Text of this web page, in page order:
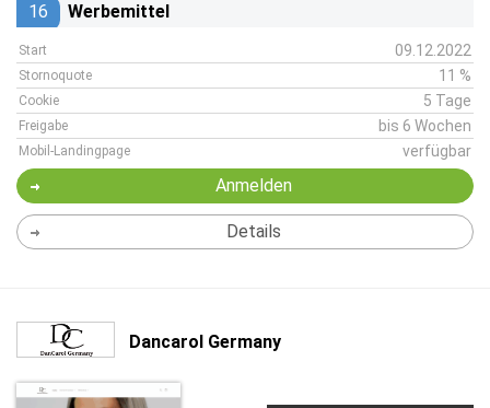
16 Werbemittel
Start 09.12.2022
Stornoquote 11 %
Cookie 5 Tage
Freigabe bis 6 Wochen
Mobil-Landingpage verfügbar
Anmelden
Details
Dancarol Germany